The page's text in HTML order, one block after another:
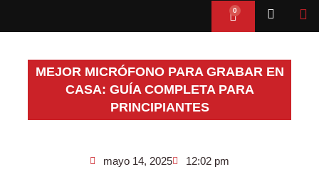
contenido
0
Cart
MEJOR MICRÓFONO PARA GRABAR EN
CASA: GUÍA COMPLETA PARA
PRINCIPIANTES
mayo 14, 2025 12:02 pm